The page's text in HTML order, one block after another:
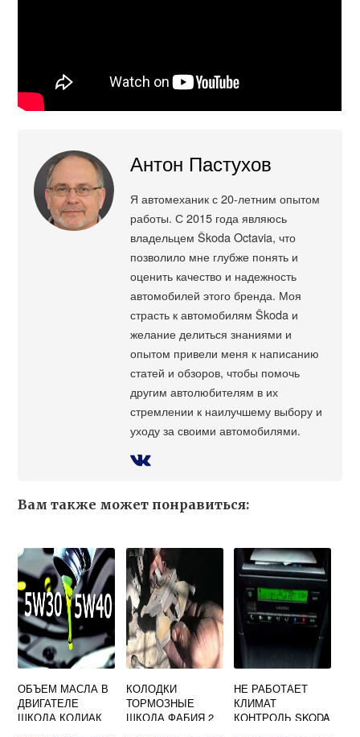
Антон Пастухов
Я автомеханик с 20-летним опытом
работы. С 2015 года являюсь
владельцем Škoda Octavia, что
позволило мне глубже понять и
оценить качество и надежность
автомобилей этого бренда. Моя
страсть к автомобилям Škoda и
желание делиться знаниями и
опытом привели меня к написанию
статей и обзоров, чтобы помочь
другим автолюбителям в их
стремлении к наилучшему выбору и
уходу за своими автомобилями.
Вам также может понравиться:
ОБЪЕМ МАСЛА В
ДВИГАТЕЛЕ
ШКОДА КОДИАК
КОЛОДКИ
ТОРМОЗНЫЕ
ШКОДА ФАБИЯ 2
НЕ РАБОТАЕТ
КЛИМАТ
КОНТРОЛЬ SKODA